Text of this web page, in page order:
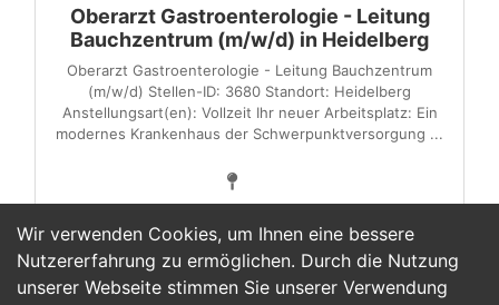
Wir verwenden Cookies, um Ihnen eine bessere
Nutzererfahrung zu ermöglichen. Durch die Nutzung
unserer Webseite stimmen Sie unserer Verwendung
Oberarzt Gastroenterologie - Leitung
Bauchzentrum (m/w/d) in Heidelberg
Oberarzt Gastroenterologie - Leitung Bauchzentrum
(m/w/d) Stellen-ID: 3680 Standort: Heidelberg
Anstellungsart(en): Vollzeit Ihr neuer Arbeitsplatz: Ein
modernes Krankenhaus der Schwerpunktversorgung ...
1 2 3